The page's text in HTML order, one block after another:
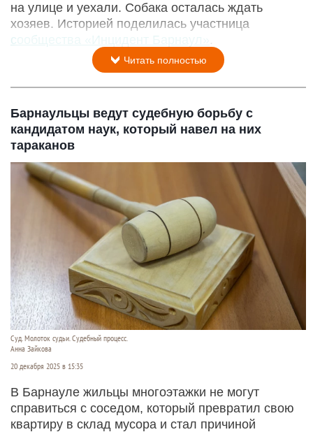
на улице и уехали. Собака осталась ждать
хозяев. Историей поделилась участница
сообщества «Инцидент Барнаул»
Читать полностью
Барнаульцы ведут судебную борьбу с
кандидатом наук, который навел на них
тараканов
Суд. Молоток судьи. Судебный процесс.
Анна Зайкова
20 декабря 2025 в 15:35
В Барнауле жильцы многоэтажки не могут
справиться с соседом, который превратил свою
квартиру в склад мусора и стал причиной